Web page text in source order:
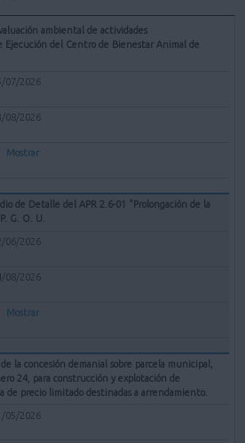
ambiental de actividades
Ejecución del Centro de Bienestar Animal de
07/2026
08/2026
Mostrar
de Detalle del APR 2.6-01 "Prolongación de la
G. O. U.
06/2026
08/2026
Mostrar
la concesión demanial sobre parcela municipal,
24, para construcción y explotación de
de precio limitado destinadas a arrendamiento.
05/2026